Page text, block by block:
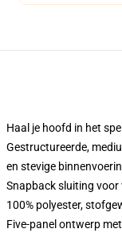
Haal je hoofd in het
Gestructureerde,
en stevige
Snapback sluiting
100% polyester,
Five-panel ontwerp